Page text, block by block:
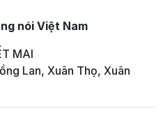
nói Việt Nam
MAI
Lan, Xuân Thọ, Xuân